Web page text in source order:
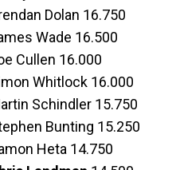
Dolan 16.750
Wade 16.500
Cullen 16.000
Whitlock 16.000
Schindler 15.750
Bunting 15.250
Heta 14.750